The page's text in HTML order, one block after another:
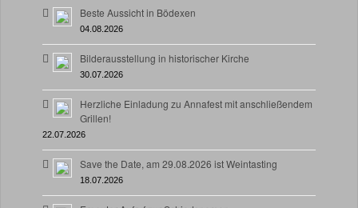
Beste Aussicht in Bödexen
04.08.2026
Bilderausstellung in historischer Kirche
30.07.2026
Herzliche Einladung zu Annafest mit anschließendem
Grillen!
22.07.2026
Save the Date, am 29.08.2026 ist Weintasting
18.07.2026